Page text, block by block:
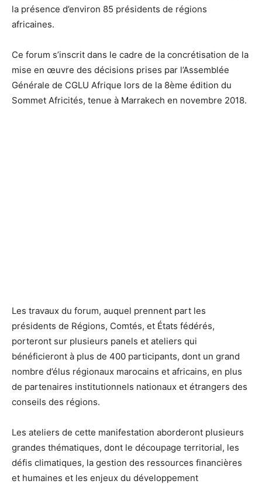
la présence d’environ 85 présidents de régions
africaines.
Ce forum s’inscrit dans le cadre de la concrétisation de la
mise en œuvre des décisions prises par l’Assemblée
Générale de CGLU Afrique lors de la 8ème édition du
Sommet Africités, tenue à Marrakech en novembre 2018.
Les travaux du forum, auquel prennent part les
présidents de Régions, Comtés, et États fédérés,
porteront sur plusieurs panels et ateliers qui
bénéficieront à plus de 400 participants, dont un grand
nombre d’élus régionaux marocains et africains, en plus
de partenaires institutionnels nationaux et étrangers des
conseils des régions.
Les ateliers de cette manifestation aborderont plusieurs
grandes thématiques, dont le découpage territorial, les
défis climatiques, la gestion des ressources financières
et humaines et les enjeux du développement